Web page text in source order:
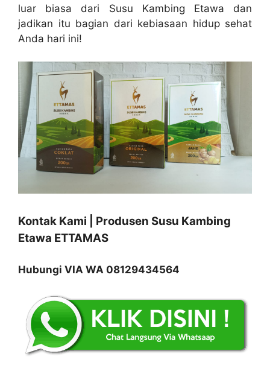
luar biasa dari Susu Kambing Etawa dan
jadikan itu bagian dari kebiasaan hidup sehat
Anda hari ini!
Kontak Kami | Produsen Susu Kambing
Etawa ETTAMAS
Hubungi VIA WA 08129434564